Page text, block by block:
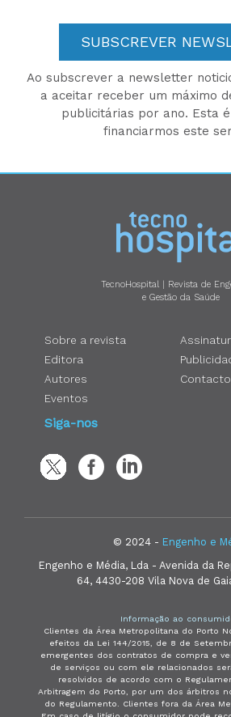
SUBSCREVER
Ao subscrever a newsletter
a aceitar receber um máximo
publicitárias por ano. Esta
financiarmos este
TecnoHospital | Revista de
e Gestão da Saúde
Sobre a revista
Editora
Autores
Eventos
Siga-nos
© 2024 - Engenho e
Engenho e Média, Lda - Avenida da
64, 4430-208 Vila Nova de
Informação ao
Clientes da Área Metropolitana do Porto
efeitos da Lei 144/2015, de 8 de
emergentes dos contratos de compra e
de serviços ou com ele relacionados
resolvidos de acordo com o
Arbitragem do Porto, por um dos árbitros
do Regulamento. Clientes fora da Área